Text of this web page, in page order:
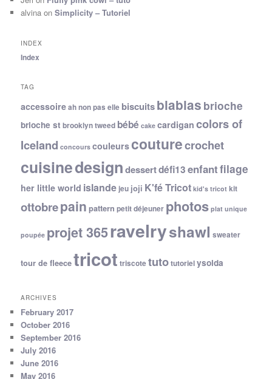
alvina onSimplicity – Tutoriel
INDEX
Index
TAG
accessoireah non pas elle biscuitsblablas brioche
brioche st brooklyn tweed bébé cake cardigan colors of
Iceland concours couleurscouturecrochet
cuisinedesigndessertdéfi13enfantfilage
her little world islande jeu joji K'fé Tricot kid's tricot kit
ottobrepain pattern petit déjeuner photos plat unique
poupée projet 365ravelryshawl sweater
tour de fleecetricot triscote tutotutorielysolda
ARCHIVES
February 2017
October 2016
September 2016
July 2016
June 2016
May 2016